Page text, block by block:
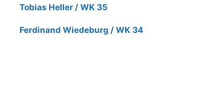
Tobias Heller / WK 35
Ferdinand Wiedeburg / WK 34